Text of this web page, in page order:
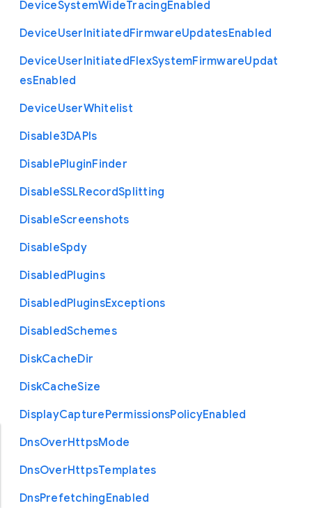
DeviceSystemWideTracingEnabled
DeviceUserInitiatedFirmwareUpdatesEnabled
DeviceUserInitiatedFlexSystemFirmwareUpdat
esEnabled
DeviceUserWhitelist
Disable3DAPIs
DisablePluginFinder
DisableSSLRecordSplitting
DisableScreenshots
DisableSpdy
DisabledPlugins
DisabledPluginsExceptions
DisabledSchemes
DiskCacheDir
DiskCacheSize
DisplayCapturePermissionsPolicyEnabled
DnsOverHttpsMode
DnsOverHttpsTemplates
DnsPrefetchingEnabled